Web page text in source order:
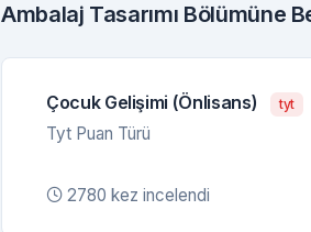
Ambalaj Tasarımı Bölümüne
Çocuk Gelişimi (Önlisans) tyt
Tyt Puan Türü
2780 kez incelendi